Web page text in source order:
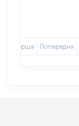
Перша Попередня